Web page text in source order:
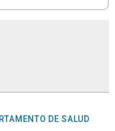
DE SALUD